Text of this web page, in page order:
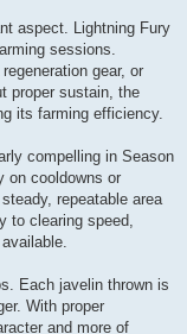
aspect. Lightning Fury
sessions.
gear, or
proper sustain, the
its farming efficiency.
compelling in Season
on cooldowns or
repeatable area
to clearing speed,
Each javelin thrown is
With proper
and more of